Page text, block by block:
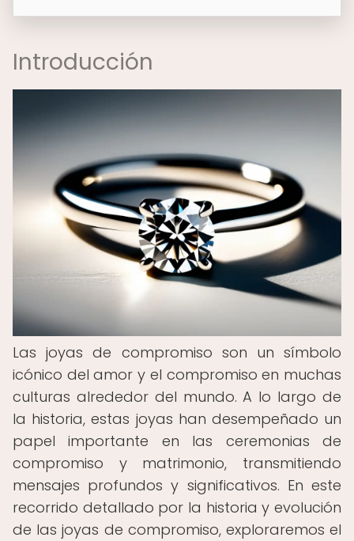
Introducción
Las joyas de compromiso son un símbolo
icónico del amor y el compromiso en muchas
culturas alrededor del mundo. A lo largo de
la historia, estas joyas han desempeñado un
papel importante en las ceremonias de
compromiso y matrimonio, transmitiendo
mensajes profundos y significativos. En este
recorrido detallado por la historia y evolución
de las joyas de compromiso, exploraremos el